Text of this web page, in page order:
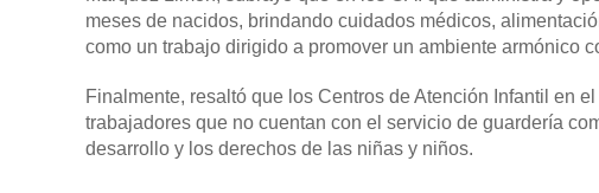
meses de nacidos, brindando cuidados médicos,
como un trabajo dirigido a promover un ambiente armónico
Finalmente, resaltó que los Centros de Atención Infantil en
trabajadores que no cuentan con el servicio de guardería
desarrollo y los derechos de las niñas y niños.